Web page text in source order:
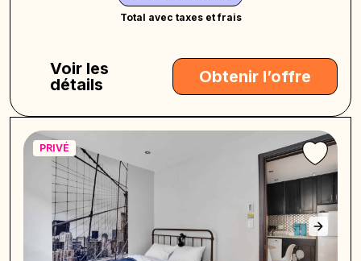
Total avec taxes et frais
Voir les
détails
Obtenir l’offre
PRIVÉ